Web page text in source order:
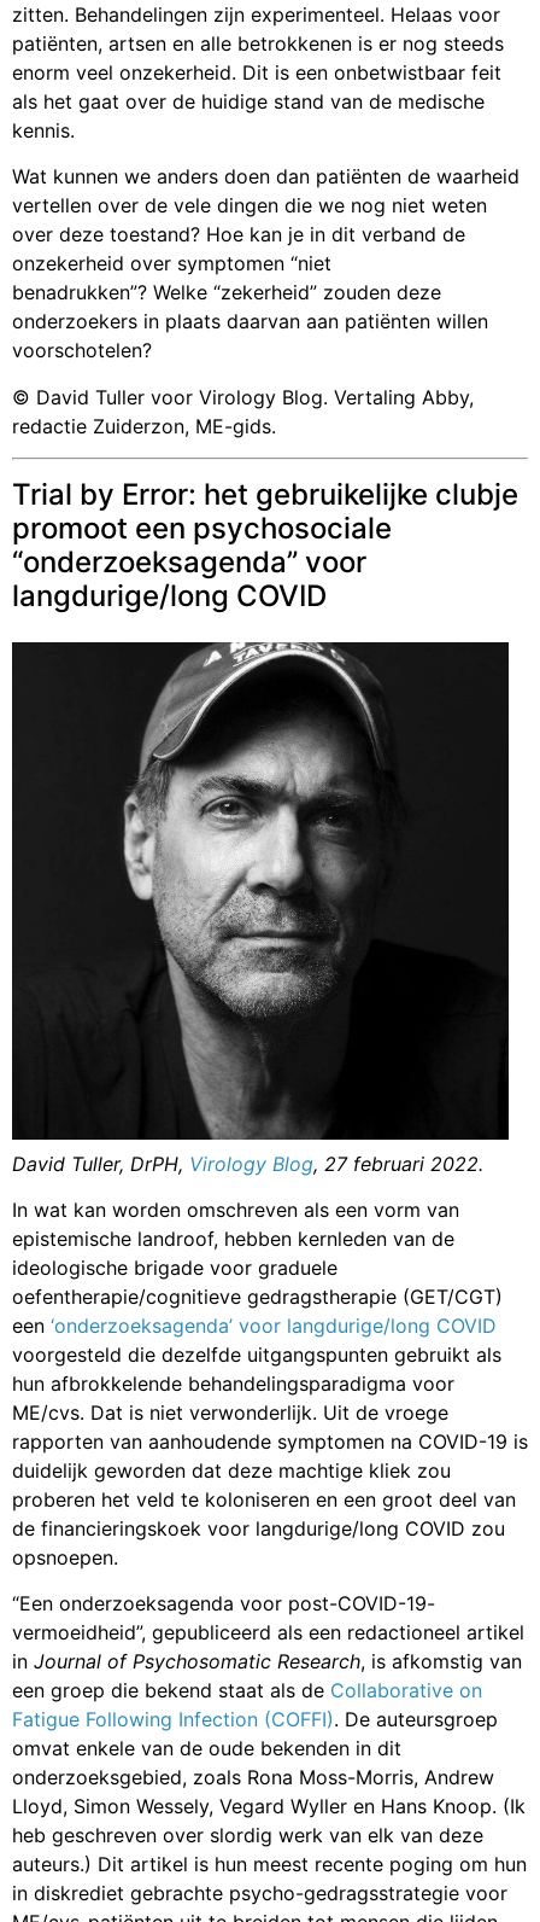
zitten. Behandelingen zijn experimenteel. Helaas voor
patiënten, artsen en alle betrokkenen is er nog steeds
enorm veel onzekerheid. Dit is een onbetwistbaar feit
als het gaat over de huidige stand van de medische
kennis.
Wat kunnen we anders doen dan patiënten de waarheid
vertellen over de vele dingen die we nog niet weten
over deze toestand? Hoe kan je in dit verband de
onzekerheid over symptomen “niet
benadrukken”? Welke “zekerheid” zouden deze
onderzoekers in plaats daarvan aan patiënten willen
voorschotelen?
© David Tuller voor Virology Blog. Vertaling Abby,
redactie Zuiderzon, ME-gids.
Trial by Error: het gebruikelijke clubje
promoot een psychosociale
“onderzoeksagenda” voor
langdurige/long COVID
David Tuller, DrPH, Virology Blog, 27 februari 2022.
In wat kan worden omschreven als een vorm van
epistemische landroof, hebben kernleden van de
ideologische brigade voor graduele
oefentherapie/cognitieve gedragstherapie (GET/CGT)
een ‘onderzoeksagenda’ voor langdurige/long COVID
voorgesteld die dezelfde uitgangspunten gebruikt als
hun afbrokkelende behandelingsparadigma voor
ME/cvs. Dat is niet verwonderlijk. Uit de vroege
rapporten van aanhoudende symptomen na COVID-19 is
duidelijk geworden dat deze machtige kliek zou
proberen het veld te koloniseren en een groot deel van
de financieringskoek voor langdurige/long COVID zou
opsnoepen.
“Een onderzoeksagenda voor post-COVID-19-
vermoeidheid”, gepubliceerd als een redactioneel artikel
in Journal of Psychosomatic Research, is afkomstig van
een groep die bekend staat als de Collaborative on
Fatigue Following Infection (COFFI). De auteursgroep
omvat enkele van de oude bekenden in dit
onderzoeksgebied, zoals Rona Moss-Morris, Andrew
Lloyd, Simon Wessely, Vegard Wyller en Hans Knoop. (Ik
heb geschreven over slordig werk van elk van deze
auteurs.) Dit artikel is hun meest recente poging om hun
in diskrediet gebrachte psycho-gedragsstrategie voor